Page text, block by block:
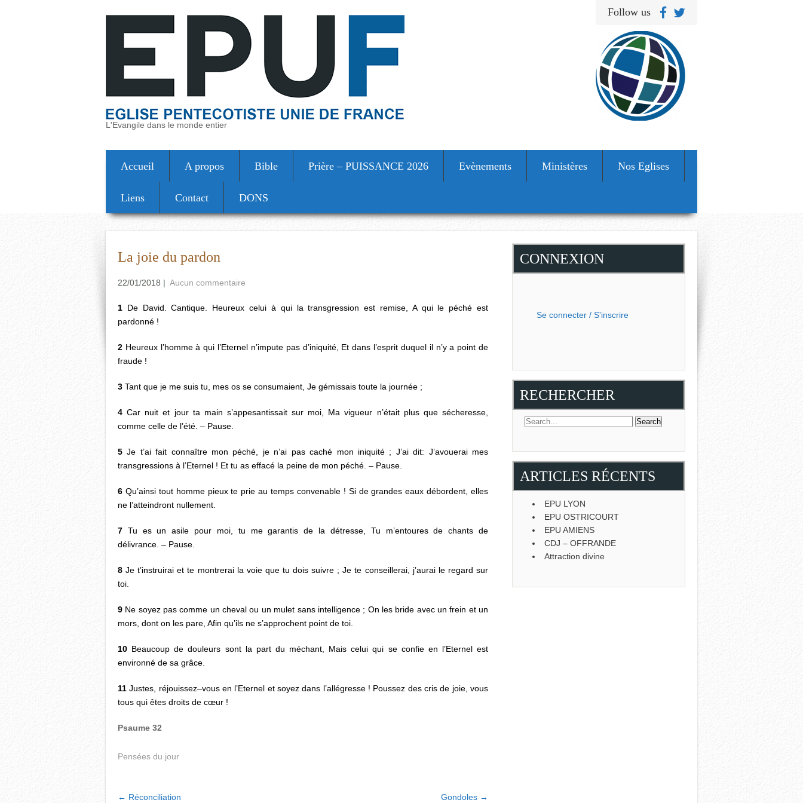
L'Evangile dans le monde entier
Follow us
Accueil A propos Bible Prière – PUISSANCE 2026 Evènements Ministères Nos Eglises
Liens Contact DONS
La joie du pardon
22/01/2018 | Aucun commentaire
1 De David. Cantique. Heureux celui à qui la transgression est remise, A qui le péché est
pardonné !
2 Heureux l’homme à qui l’Eternel n’impute pas d’iniquité, Et dans l’esprit duquel il n’y a point de
fraude !
3 Tant que je me suis tu, mes os se consumaient, Je gémissais toute la journée ;
4 Car nuit et jour ta main s’appesantissait sur moi, Ma vigueur n’était plus que sécheresse,
comme celle de l’été. – Pause.
5 Je t’ai fait connaître mon péché, je n’ai pas caché mon iniquité ; J’ai dit: J’avouerai mes
transgressions à l’Eternel ! Et tu as effacé la peine de mon péché. – Pause.
6 Qu’ainsi tout homme pieux te prie au temps convenable ! Si de grandes eaux débordent, elles
ne l’atteindront nullement.
7 Tu es un asile pour moi, tu me garantis de la détresse, Tu m’entoures de chants de
délivrance. – Pause.
8 Je t’instruirai et te montrerai la voie que tu dois suivre ; Je te conseillerai, j’aurai le regard sur
toi.
9 Ne soyez pas comme un cheval ou un mulet sans intelligence ; On les bride avec un frein et un
mors, dont on les pare, Afin qu’ils ne s’approchent point de toi.
10 Beaucoup de douleurs sont la part du méchant, Mais celui qui se confie en l’Eternel est
environné de sa grâce.
11 Justes, réjouissez–vous en l’Eternel et soyez dans l’allégresse ! Poussez des cris de joie, vous
tous qui êtes droits de cœur !
Psaume 32
Pensées du jour
POST
← Réconciliation Gondoles →
CONNEXION
Se connecter / S'inscrire
RECHERCHER
ARTICLES RÉCENTS
EPU LYON
EPU OSTRICOURT
EPU AMIENS
CDJ – OFFRANDE
Attraction divine